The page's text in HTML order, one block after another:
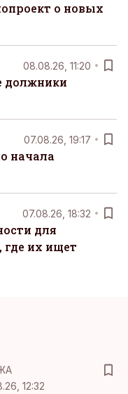
о новых
08.08.26, 11:20
должники
07.08.26, 19:17
начала
07.08.26, 18:32
для
их ищет
12:32